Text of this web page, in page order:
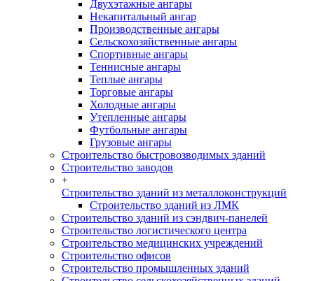
Двухэтажные ангары
Некапитальный ангар
Производственные ангары
Сельскохозяйственные ангары
Спортивные ангары
Теннисные ангары
Теплые ангары
Торговые ангары
Холодные ангары
Утепленные ангары
Футбольные ангары
Грузовые ангары
Строительство быстровозводимых зданий
Строительство заводов
+
Строительство зданий из металлоконструкций
Строительство зданий из ЛМК
Строительство зданий из сэндвич-панелей
Строительство логистического центра
Строительство медицинских учреждений
Строительство офисов
Строительство промышленных зданий